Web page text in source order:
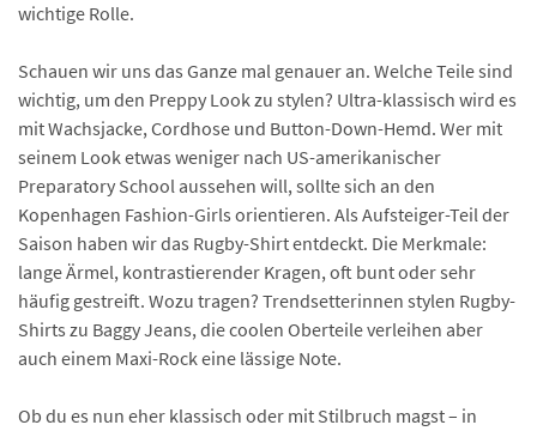
wichtige Rolle.
Schauen wir uns das Ganze mal genauer an. Welche Teile sind
wichtig, um den Preppy Look zu stylen? Ultra-klassisch wird es
mit Wachsjacke, Cordhose und Button-Down-Hemd. Wer mit
seinem Look etwas weniger nach US-amerikanischer
Preparatory School aussehen will, sollte sich an den
Kopenhagen Fashion-Girls orientieren. Als Aufsteiger-Teil der
Saison haben wir das Rugby-Shirt entdeckt. Die Merkmale:
lange Ärmel, kontrastierender Kragen, oft bunt oder sehr
häufig gestreift. Wozu tragen? Trendsetterinnen stylen Rugby-
Shirts zu Baggy Jeans, die coolen Oberteile verleihen aber
auch einem Maxi-Rock eine lässige Note.
Ob du es nun eher klassisch oder mit Stilbruch magst – in